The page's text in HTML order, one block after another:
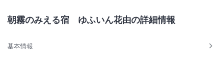
朝霧のみえる宿 ゆふいん花由の詳細情報
基本情報